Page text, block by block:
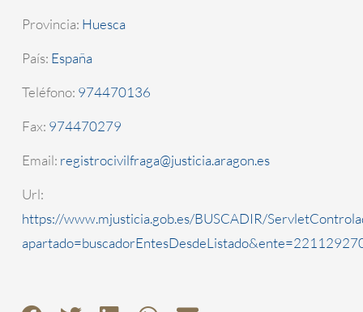
Provincia: Huesca
País: España
Teléfono: 974470136
Fax: 974470279
Email: registrocivilfraga@justicia.aragon.es
Url:
https://www.mjusticia.gob.es/BUSCADIR/